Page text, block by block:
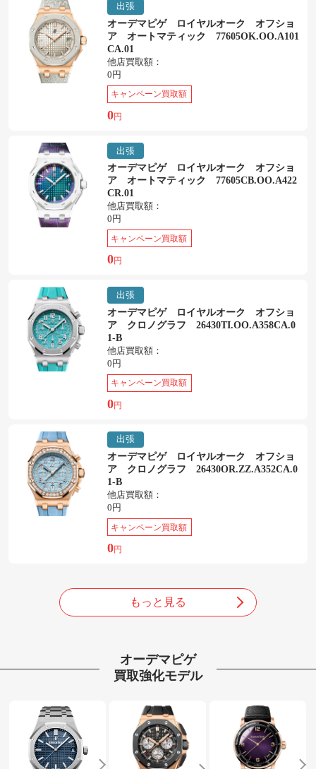
出張
オーデマピゲ ロイヤルオーク オフショ
ア オートマティック 77605OK.OO.A101
CA.01
他店買取額：
0円
キャンペーン買取額
0円
出張
オーデマピゲ ロイヤルオーク オフショ
ア オートマティック 77605CB.OO.A422
CR.01
他店買取額：
0円
キャンペーン買取額
0円
出張
オーデマピゲ ロイヤルオーク オフショ
ア クロノグラフ 26430TI.OO.A358CA.0
1-B
他店買取額：
0円
キャンペーン買取額
0円
出張
オーデマピゲ ロイヤルオーク オフショ
ア クロノグラフ 26430OR.ZZ.A352CA.0
1-B
他店買取額：
0円
キャンペーン買取額
0円
もっと見る
オーデマピゲ
買取強化モデル